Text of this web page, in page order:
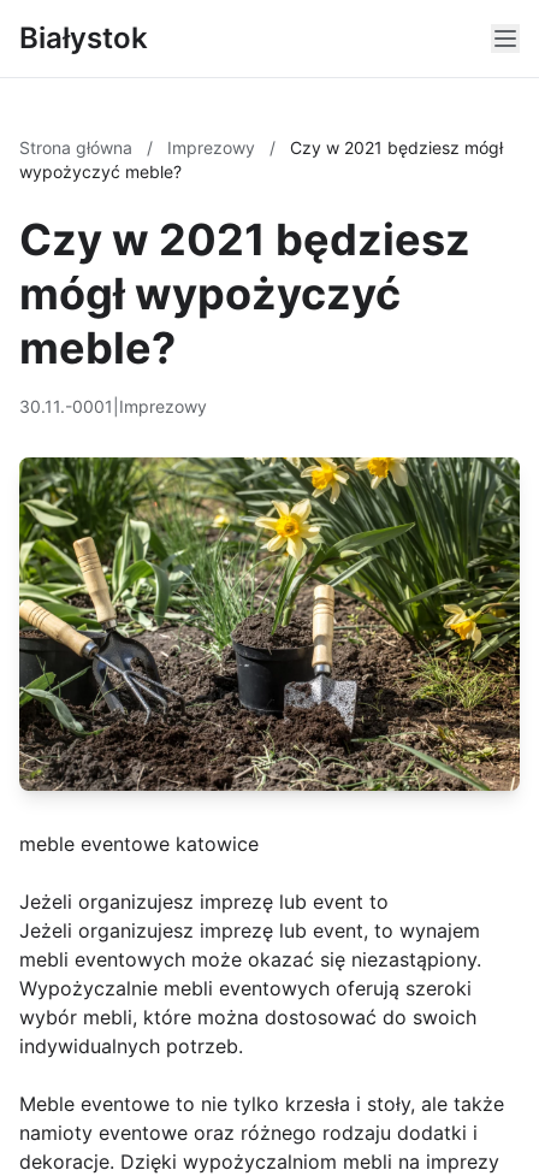
Białystok
Strona główna / Imprezowy /
Czy w 2021 będziesz mógł
wypożyczyć meble?
Czy w 2021 będziesz
mógł wypożyczyć
meble?
30.11.-0001 Imprezowy
meble eventowe katowice
Jeżeli organizujesz imprezę lub event to
Jeżeli organizujesz imprezę lub event, to wynajem
mebli eventowych może okazać się niezastąpiony.
Wypożyczalnie mebli eventowych oferują szeroki
wybór mebli, które można dostosować do swoich
indywidualnych potrzeb.
Meble eventowe to nie tylko krzesła i stoły, ale także
namioty eventowe oraz różnego rodzaju dodatki i
dekoracje. Dzięki wypożyczalniom mebli na imprezy